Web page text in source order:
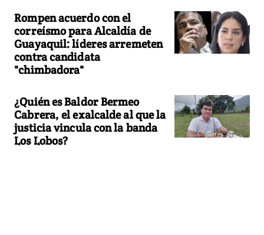
Rompen acuerdo con el
correísmo para Alcaldía de
Guayaquil: líderes arremeten
contra candidata
"chimbadora"
¿Quién es Baldor Bermeo
Cabrera, el exalcalde al que la
justicia vincula con la banda
Los Lobos?